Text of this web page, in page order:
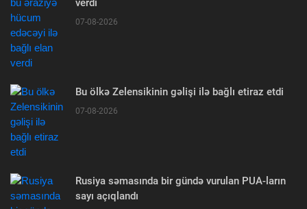
verdi
07-08-2026
Bu ölkə Zelensikinin gəlişi ilə bağlı etiraz etdi
07-08-2026
Rusiya səmasında bir gündə vurulan PUA-ların
sayı açıqlandı